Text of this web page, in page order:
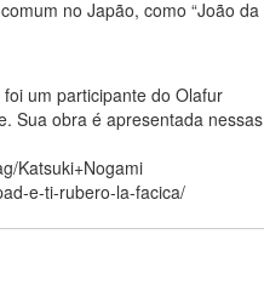
no Japão, como “João da
um participante do Olafur
Sua obra é apresentada nessas
Katsuki+Nogami
e-ti-rubero-la-facica/